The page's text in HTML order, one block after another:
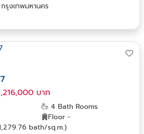
รุงเทพมหานคร
บาท
4 Bath Rooms
Floor -
bath/sq.m.)